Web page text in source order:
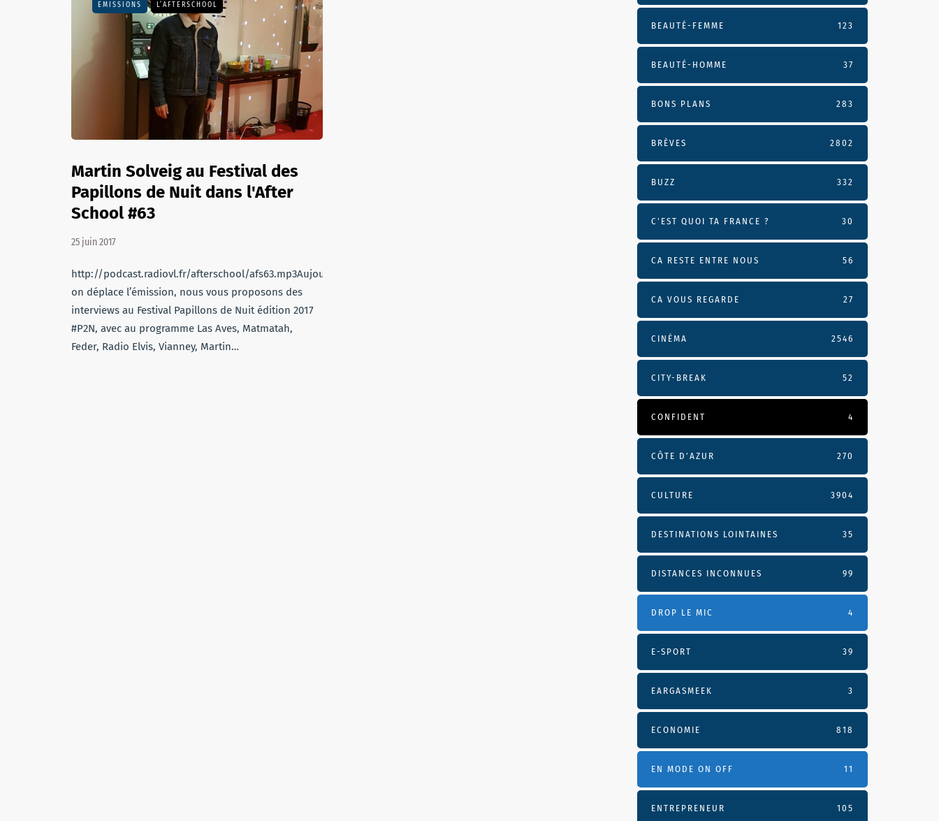
EMISSIONS L’AFTERSCHOOL
Martin Solveig au Festival des
Papillons de Nuit dans l'After
School #63
25 juin 2017
http://podcast.radiovl.fr/afterschool/afs63.mp3Aujourd’hui,
on déplace l’émission, nous vous proposons des
interviews au Festival Papillons de Nuit édition 2017
#P2N, avec au programme Las Aves, Matmatah,
Feder, Radio Elvis, Vianney, Martin…
BEAUTÉ-FEMME 123
BEAUTÉ-HOMME 37
BONS PLANS 283
BRÈVES 2802
BUZZ 332
C'EST QUOI TA FRANCE ? 30
CA RESTE ENTRE NOUS 56
CA VOUS REGARDE 27
CINÉMA 2546
CITY-BREAK 52
CONFIDENT 4
CÔTE D’AZUR 270
CULTURE 3904
DESTINATIONS LOINTAINES 35
DISTANCES INCONNUES 99
DROP LE MIC 4
E-SPORT 39
EARGASMEEK 3
ECONOMIE 818
EN MODE ON OFF 11
ENTREPRENEUR 105